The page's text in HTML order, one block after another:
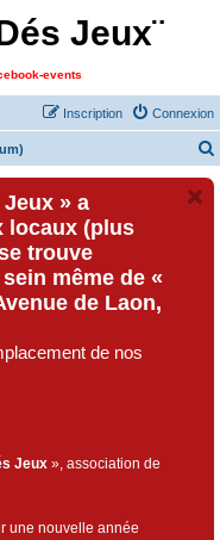
Jeux¨
events
Connexion
Inscription
» a
locaux (plus
trouve
même de «
de Laon,
de nos
Jeux », association de
une nouvelle année